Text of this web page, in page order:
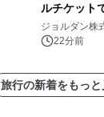
ルチケット
ジョルダン株
22分前
旅行の新着をもっと